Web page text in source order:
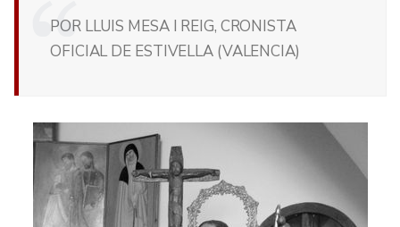
POR LLUIS MESA I REIG, CRONISTA
OFICIAL DE ESTIVELLA (VALENCIA)